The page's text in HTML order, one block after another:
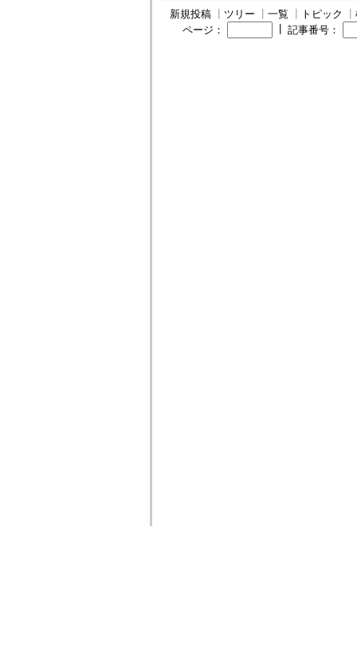
新規投稿 ツリー 一覧 トピック
ページ：
記事番号：